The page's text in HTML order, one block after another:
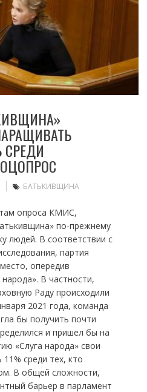
СРЕДИ
БАТЬКИВЩИНА
опроса КМИС,
по-прежнему
людей. В соответствии с
партия
опередив
В частности,
Раду происходили
2021 года, команда
бы получить почти
и пришел бы на
«Слуга народа» свои
среди тех, кто
В общей сложности,
барьер в парламент